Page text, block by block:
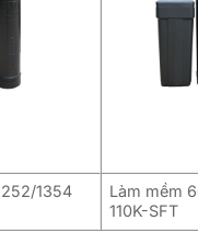
1354
Làm mềm
110K-SFT